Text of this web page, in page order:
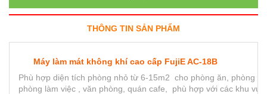
THÔNG TIN SẢN PHẨM
Máy làm mát không khí cao cấp FujiE AC-18B
Phù hợp diện tích phòng nhỏ từ 6-15m2 cho phòng ăn, phòng
phòng làm việc , văn phòng, quán cafe, phù hợp với các khu vực